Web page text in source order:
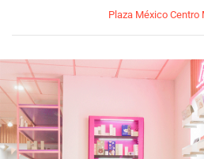
Plaza México Centro